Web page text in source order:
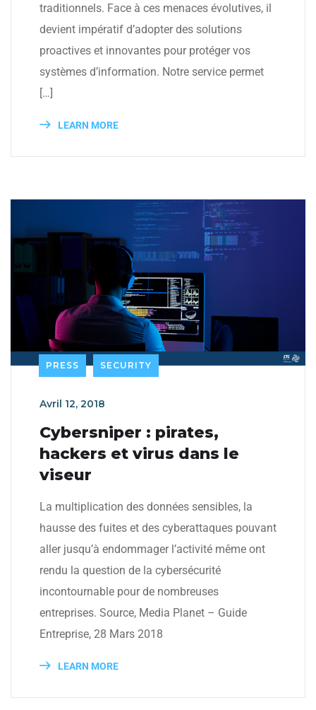
traditionnels. Face à ces menaces évolutives, il
devient impératif d’adopter des solutions
proactives et innovantes pour protéger vos
systèmes d’information. Notre service permet
[…]
LEARN MORE
PRESS SECURITY
Avril 12, 2018
Cybersniper : pirates,
hackers et virus dans le
viseur
La multiplication des données sensibles, la
hausse des fuites et des cyberattaques pouvant
aller jusqu’à endommager l’activité même ont
rendu la question de la cybersécurité
incontournable pour de nombreuses
entreprises. Source, Media Planet – Guide
Entreprise, 28 Mars 2018
LEARN MORE